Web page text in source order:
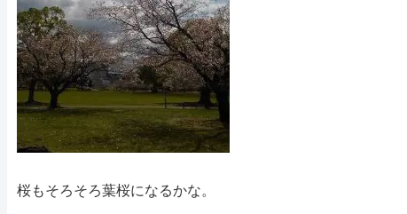
桜もそろそろ葉桜になるかな。